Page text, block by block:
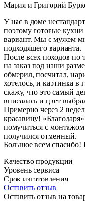
Мария и Григорий
У нас в доме
поэтому готовые
вариант. Мы с мужем
подходящего варианта.
После всех походов по
на заказ под наши
обмерил, посчитал,
хотелось, и картинка в
скажу, что это самый
вписалась и цвет
Примерно через 2
красавицу!
помучиться с
получился отменный.
Большое всем спасибо!
Качество продукции
Уровень сервиса
Срок изготовления
Оставить отзыв
Оставить отзыв на